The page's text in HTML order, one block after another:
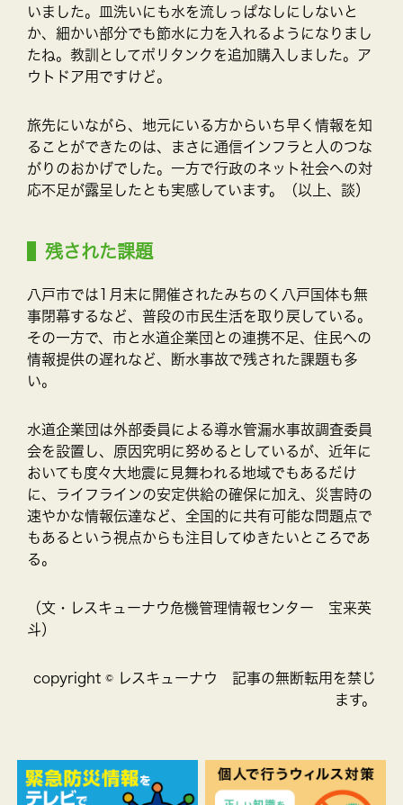
いました。皿洗いにも水を流しっぱなしにしないと
か、細かい部分でも節水に力を入れるようになりまし
たね。教訓としてポリタンクを追加購入しました。ア
ウトドア用ですけど。
旅先にいながら、地元にいる方からいち早く情報を知
ることができたのは、まさに通信インフラと人のつな
がりのおかげでした。一方で行政のネット社会への対
応不足が露呈したとも実感しています。（以上、談）
残された課題
八戸市では1月末に開催されたみちのく八戸国体も無
事閉幕するなど、普段の市民生活を取り戻している。
その一方で、市と水道企業団との連携不足、住民への
情報提供の遅れなど、断水事故で残された課題も多
い。
水道企業団は外部委員による導水管漏水事故調査委員
会を設置し、原因究明に努めるとしているが、近年に
おいても度々大地震に見舞われる地域でもあるだけ
に、ライフラインの安定供給の確保に加え、災害時の
速やかな情報伝達など、全国的に共有可能な問題点で
もあるという視点からも注目してゆきたいところであ
る。
（文・レスキューナウ危機管理情報センター 宝来英
斗）
copyright © レスキューナウ 記事の無断転用を禁じ
ます。